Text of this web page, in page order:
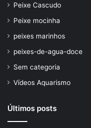
Peixe Cascudo
Peixe mocinha
peixes marinhos
peixes-de-agua-doce
Sem categoria
Vídeos Aquarismo
Últimos posts